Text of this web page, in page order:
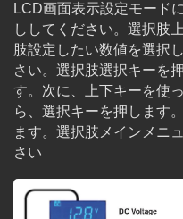
LCD画面表示設定モード
ししてください。選択肢
肢設定したい数値を選択
さい。選択肢選択キーを
す。次に、上下キーを使
ら、選択キーを押します
ます。選択肢メインメニ
さい